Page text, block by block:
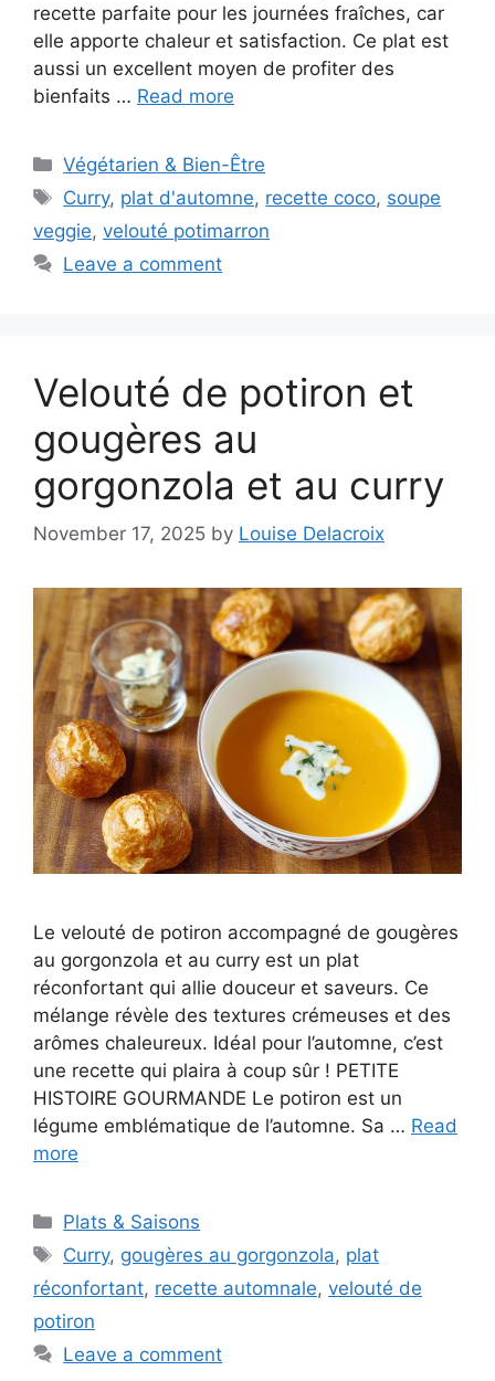
recette parfaite pour les journées fraîches, car
elle apporte chaleur et satisfaction. Ce plat est
aussi un excellent moyen de profiter des
bienfaits … Read more
Categories
Végétarien & Bien-Être
Tags
Curry, plat d'automne, recette coco, soupe
veggie, velouté potimarron
Leave a comment
Velouté de potiron et
gougères au
gorgonzola et au curry
November 17, 2025 by Louise Delacroix
Le velouté de potiron accompagné de gougères
au gorgonzola et au curry est un plat
réconfortant qui allie douceur et saveurs. Ce
mélange révèle des textures crémeuses et des
arômes chaleureux. Idéal pour l’automne, c’est
une recette qui plaira à coup sûr ! PETITE
HISTOIRE GOURMANDE Le potiron est un
légume emblématique de l’automne. Sa … Read
more
Categories
Plats & Saisons
Tags
Curry, gougères au gorgonzola, plat
réconfortant, recette automnale, velouté de
potiron
Leave a comment